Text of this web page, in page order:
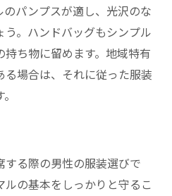
パンプスが適し、光沢のな
。ハンドバッグもシンプル
ち物に留めます。地域特有
場合は、それに従った服装
る際の男性の服装選びで
の基本をしっかりと守るこ